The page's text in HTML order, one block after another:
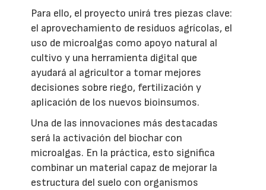
Para ello, el proyecto unirá tres piezas clave:
el aprovechamiento de residuos agrícolas, el
uso de microalgas como apoyo natural al
cultivo y una herramienta digital que
ayudará al agricultor a tomar mejores
decisiones sobre riego, fertilización y
aplicación de los nuevos bioinsumos.
Una de las innovaciones más destacadas
será la activación del biochar con
microalgas. En la práctica, esto significa
combinar un material capaz de mejorar la
estructura del suelo con organismos